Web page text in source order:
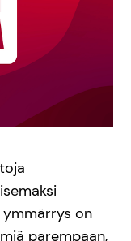
on
parempaan,